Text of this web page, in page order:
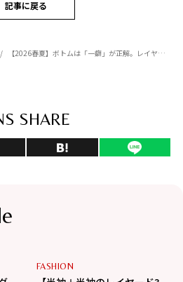
記事に戻る
【2026春夏】ボトムは「一癖」が正解。レイヤードで楽しむ巻きミニ＆1枚で映える柄スカート
SHARE
FASHION